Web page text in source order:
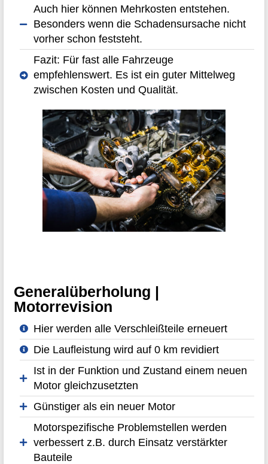
Auch hier können Mehrkosten entstehen.
Besonders wenn die Schadensursache nicht
vorher schon feststeht.
Fazit: Für fast alle Fahrzeuge
empfehlenswert. Es ist ein guter Mittelweg
zwischen Kosten und Qualität.
Generalüberholung |
Motorrevision
Hier werden alle Verschleißteile erneuert
Die Laufleistung wird auf 0 km revidiert
Ist in der Funktion und Zustand einem neuen
Motor gleichzusetzten
Günstiger als ein neuer Motor
Motorspezifische Problemstellen werden
verbessert z.B. durch Einsatz verstärkter
Bauteile